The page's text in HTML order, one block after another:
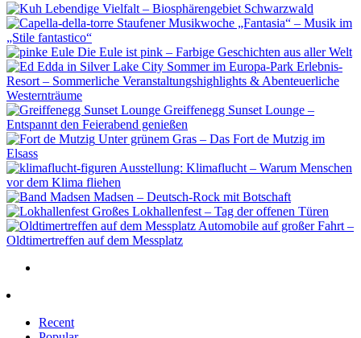
Lebendige Vielfalt – Biosphärengebiet Schwarzwald
Staufener Musikwoche „Fantasia“ – Musik im
„Stile fantastico“
Die Eule ist pink – Farbige Geschichten aus aller Welt
Sommer im Europa-Park Erlebnis-
Resort – Sommerliche Veranstaltungshighlights & Abenteuerliche
Westernträume
Greiffenegg Sunset Lounge –
Entspannt den Feierabend genießen
Unter grünem Gras – Das Fort de Mutzig im
Elsass
Ausstellung: Klimaflucht – Warum Menschen
vor dem Klima fliehen
Madsen – Deutsch-Rock mit Botschaft
Großes Lokhallenfest – Tag der offenen Türen
Automobile auf großer Fahrt –
Oldtimertreffen auf dem Messplatz
Recent